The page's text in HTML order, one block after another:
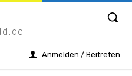
Anmelden / Beitreten